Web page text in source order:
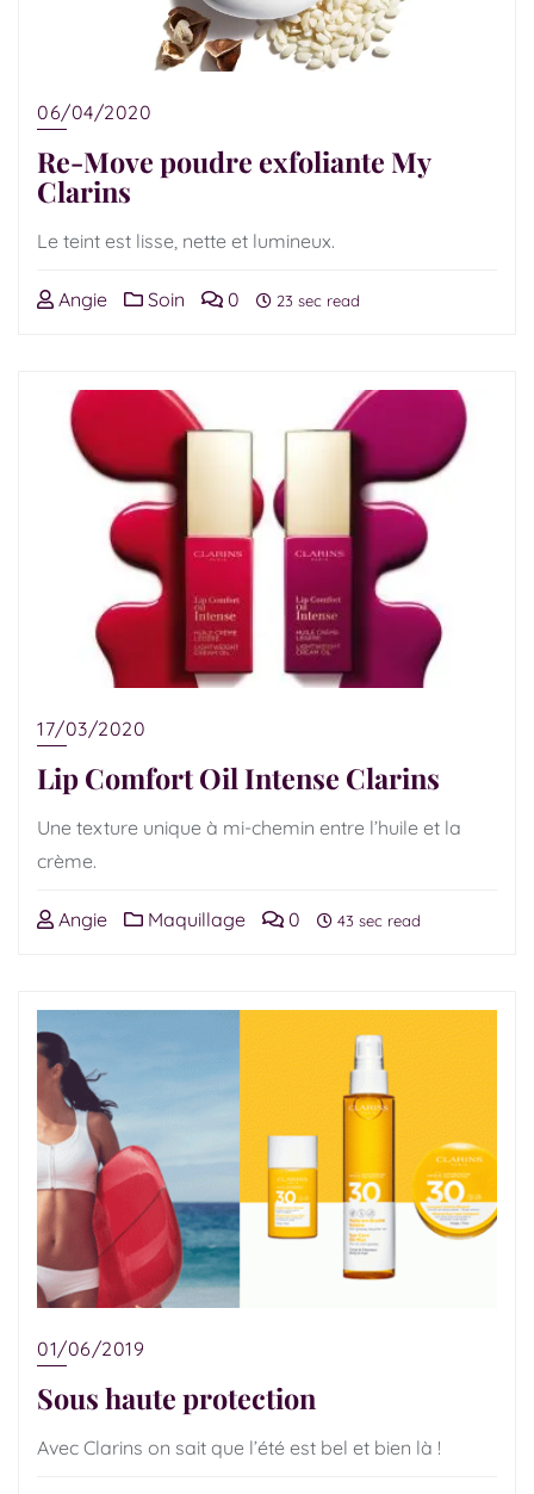
06/04/2020
Re-Move poudre exfoliante My
Clarins
Le teint est lisse, nette et lumineux.
Angie Soin 0 23 sec read
17/03/2020
Lip Comfort Oil Intense Clarins
Une texture unique à mi-chemin entre l’huile et la
crème.
Angie Maquillage 0 43 sec read
01/06/2019
Sous haute protection
Avec Clarins on sait que l’été est bel et bien là !